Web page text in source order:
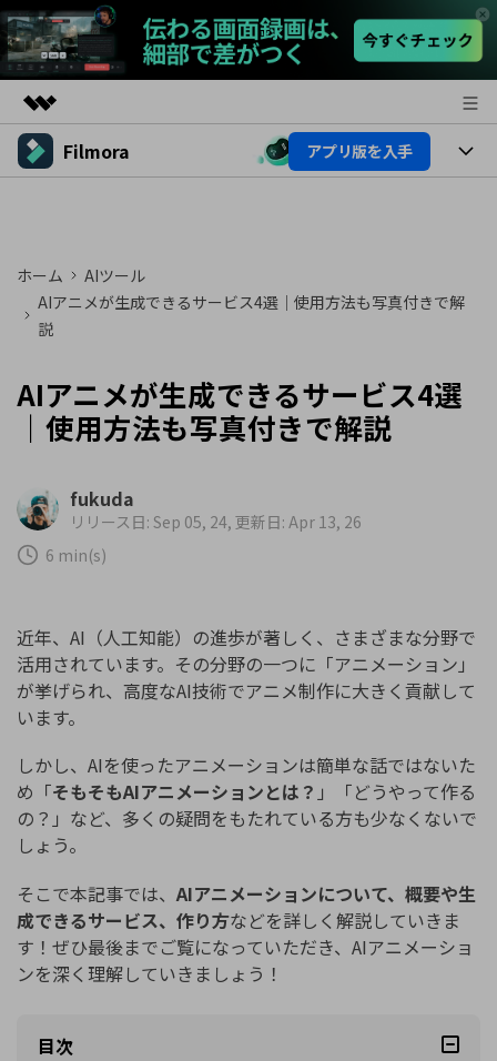
製品
ソリューション
プラン＆価格
Filmora アプリ版を入手
製品機能
AI機能
AI機能
活用法
ビデオソリューション
動画編集関連知識
動画編集のコツ
サポート
サポート
カスタマーサポート
購入する ログイン
ホーム
AIツール
AIアニメが生成できるサービス4選｜使用方法も写真付きで解
説
AIアニメが生成できるサービス4選
｜使用方法も写真付きで解説
fukuda
リリース日: Sep 05, 24, 更新日: Apr 13, 26
6 min(s)
近年、AI（人工知能）の進歩が著しく、さまざまな分野で
活用されています。その分野の一つに「アニメーション」
が挙げられ、高度なAI技術でアニメ制作に大きく貢献して
います。
しかし、AIを使ったアニメーションは簡単な話ではないた
め「そもそもAIアニメーションとは？ 」「どうやって作る
の？」など、多くの疑問をもたれている方も少なくないで
しょう。
そこで本記事では、 AIアニメーションについて、概要や生
成できるサービス、作り方などを詳しく解説していきま
す！ぜひ最後までご覧になっていただき、AIアニメーショ
ンを深く理解していきましょう！
目次